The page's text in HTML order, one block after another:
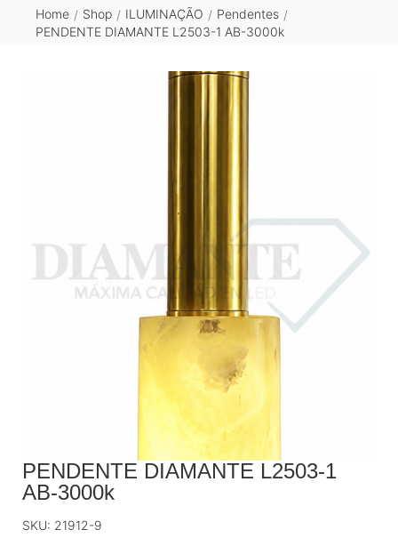
Home / Shop / ILUMINAÇÃO / Pendentes /
PENDENTE DIAMANTE L2503-1 AB-3000k
PENDENTE DIAMANTE L2503-1
AB-3000k
SKU: 21912-9